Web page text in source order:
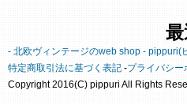
- 北欧ヴィンテージのweb shop - pippuri(
特定商取引法に基づく表記 -プライバシー
Copyright 2016(C) pippuri All Rights